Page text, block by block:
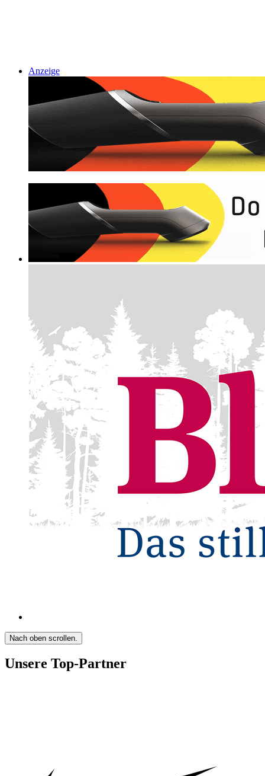
Anzeige
Nach oben scrollen.
Unsere Top-Partner